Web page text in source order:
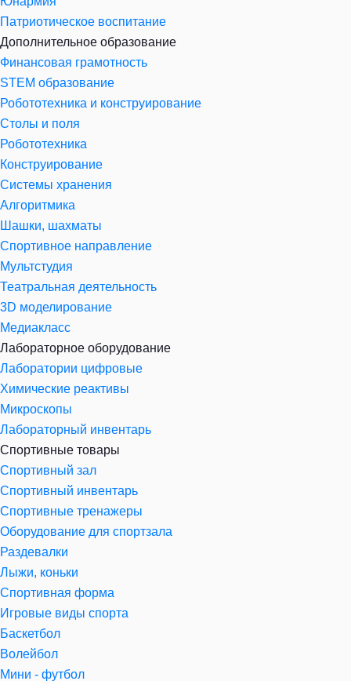
Патриотическое воспитание
Дополнительное образование
Финансовая грамотность
STEM образование
Робототехника и конструирование
Столы и поля
Робототехника
Конструирование
Системы хранения
Алгоритмика
Шашки, шахматы
Спортивное направление
Мультстудия
Театральная деятельность
3D моделирование
Медиакласс
Лабораторное оборудование
Лаборатории цифровые
Химические реактивы
Микроскопы
Лабораторный инвентарь
Спортивные товары
Спортивный зал
Спортивный инвентарь
Спортивные тренажеры
Оборудование для спортзала
Раздевалки
Лыжи, коньки
Спортивная форма
Игровые виды спорта
Баскетбол
Волейбол
Мини - футбол